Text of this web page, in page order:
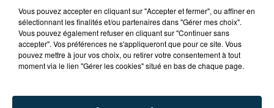
15h41
15h41 15h37
15h37
Vous pouvez accepter en cliquant sur "Accepter et fermer", ou affiner en
sélectionnant les finalités et/ou partenaires dans "Gérer mes choix".
Vous pouvez également refuser en cliquant sur "Continuer sans
accepter". Vos préférences ne s'appliqueront que pour ce site. Vous
pouvez mettre à jour vos choix, ou retirer votre consentement à tout
moment via le lien "Gérer les cookies" situé en bas de chaque page.